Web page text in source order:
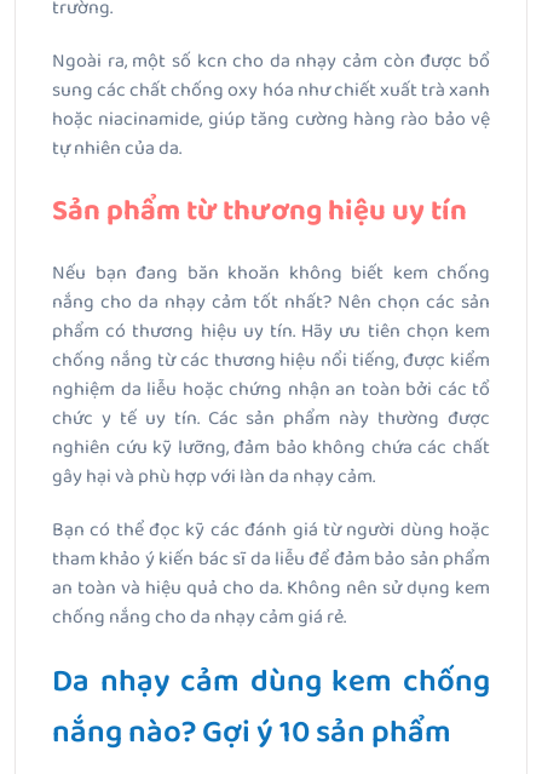
trường.
Ngoài ra, một số kcn cho da nhạy cảm còn được bổ
sung các chất chống oxy hóa như chiết xuất trà xanh
hoặc niacinamide, giúp tăng cường hàng rào bảo vệ
tự nhiên của da.
Sản phẩm từ thương hiệu uy tín
Nếu bạn đang băn khoăn không biết kem chống
nắng cho da nhạy cảm tốt nhất? Nên chọn các sản
phẩm có thương hiệu uy tín. Hãy ưu tiên chọn kem
chống nắng từ các thương hiệu nổi tiếng, được kiểm
nghiệm da liễu hoặc chứng nhận an toàn bởi các tổ
chức y tế uy tín. Các sản phẩm này thường được
nghiên cứu kỹ lưỡng, đảm bảo không chứa các chất
gây hại và phù hợp với làn da nhạy cảm.
Bạn có thể đọc kỹ các đánh giá từ người dùng hoặc
tham khảo ý kiến bác sĩ da liễu để đảm bảo sản phẩm
an toàn và hiệu quả cho da. Không nên sử dụng kem
chống nắng cho da nhạy cảm giá rẻ.
Da nhạy cảm dùng kem chống
nắng nào? Gợi ý 10 sản phẩm